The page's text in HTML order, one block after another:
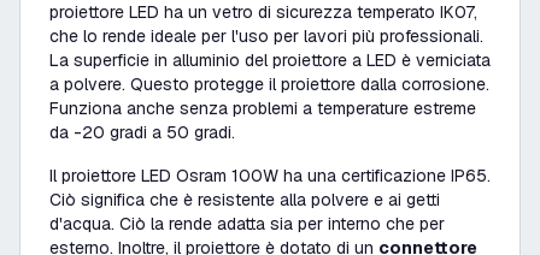
proiettore LED ha un vetro di sicurezza temperato IK07,
che lo rende ideale per l'uso per lavori più professionali.
La superficie in alluminio del proiettore a LED è verniciata
a polvere. Questo protegge il proiettore dalla corrosione.
Funziona anche senza problemi a temperature estreme
da -20 gradi a 50 gradi.
Il proiettore LED Osram 100W ha una certificazione IP65.
Ciò significa che è resistente alla polvere e ai getti
d'acqua. Ciò la rende adatta sia per interno che per
esterno. Inoltre, il proiettore è dotato di un connettore